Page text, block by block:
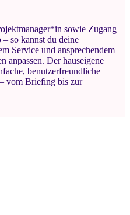
sowie Zugang
so kannst du deine
Service und ansprechendem
anpassen. Der hauseigene
benutzerfreundliche
vom Briefing bis zur